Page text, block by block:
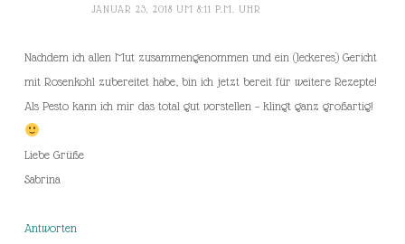
JANUAR 23, 2018 UM 8:11 P.M. UHR
Nachdem ich allen Mut zusammengenommen und ein (leckeres) Gericht
mit Rosenkohl zubereitet habe, bin ich jetzt bereit für weitere Rezepte!
Als Pesto kann ich mir das total gut vorstellen – klingt ganz großartig!
Liebe Grüße
Sabrina
Antworten